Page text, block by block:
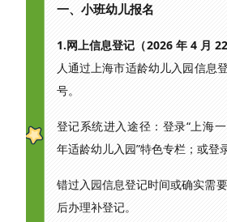
一、小班幼儿报名
1.网上信息登记（2026 年 4 月
人通过上海市适龄幼儿入园信息
号。
登记系统进入途径：登录“上海
年适龄幼儿入园”特色专栏；或登
错过入园信息登记时间或确实需
后办理补登记。